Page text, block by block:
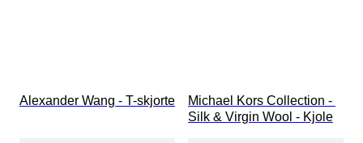
Alexander Wang - T-skjorte
Michael Kors Collection -
Silk & Virgin Wool - Kjole